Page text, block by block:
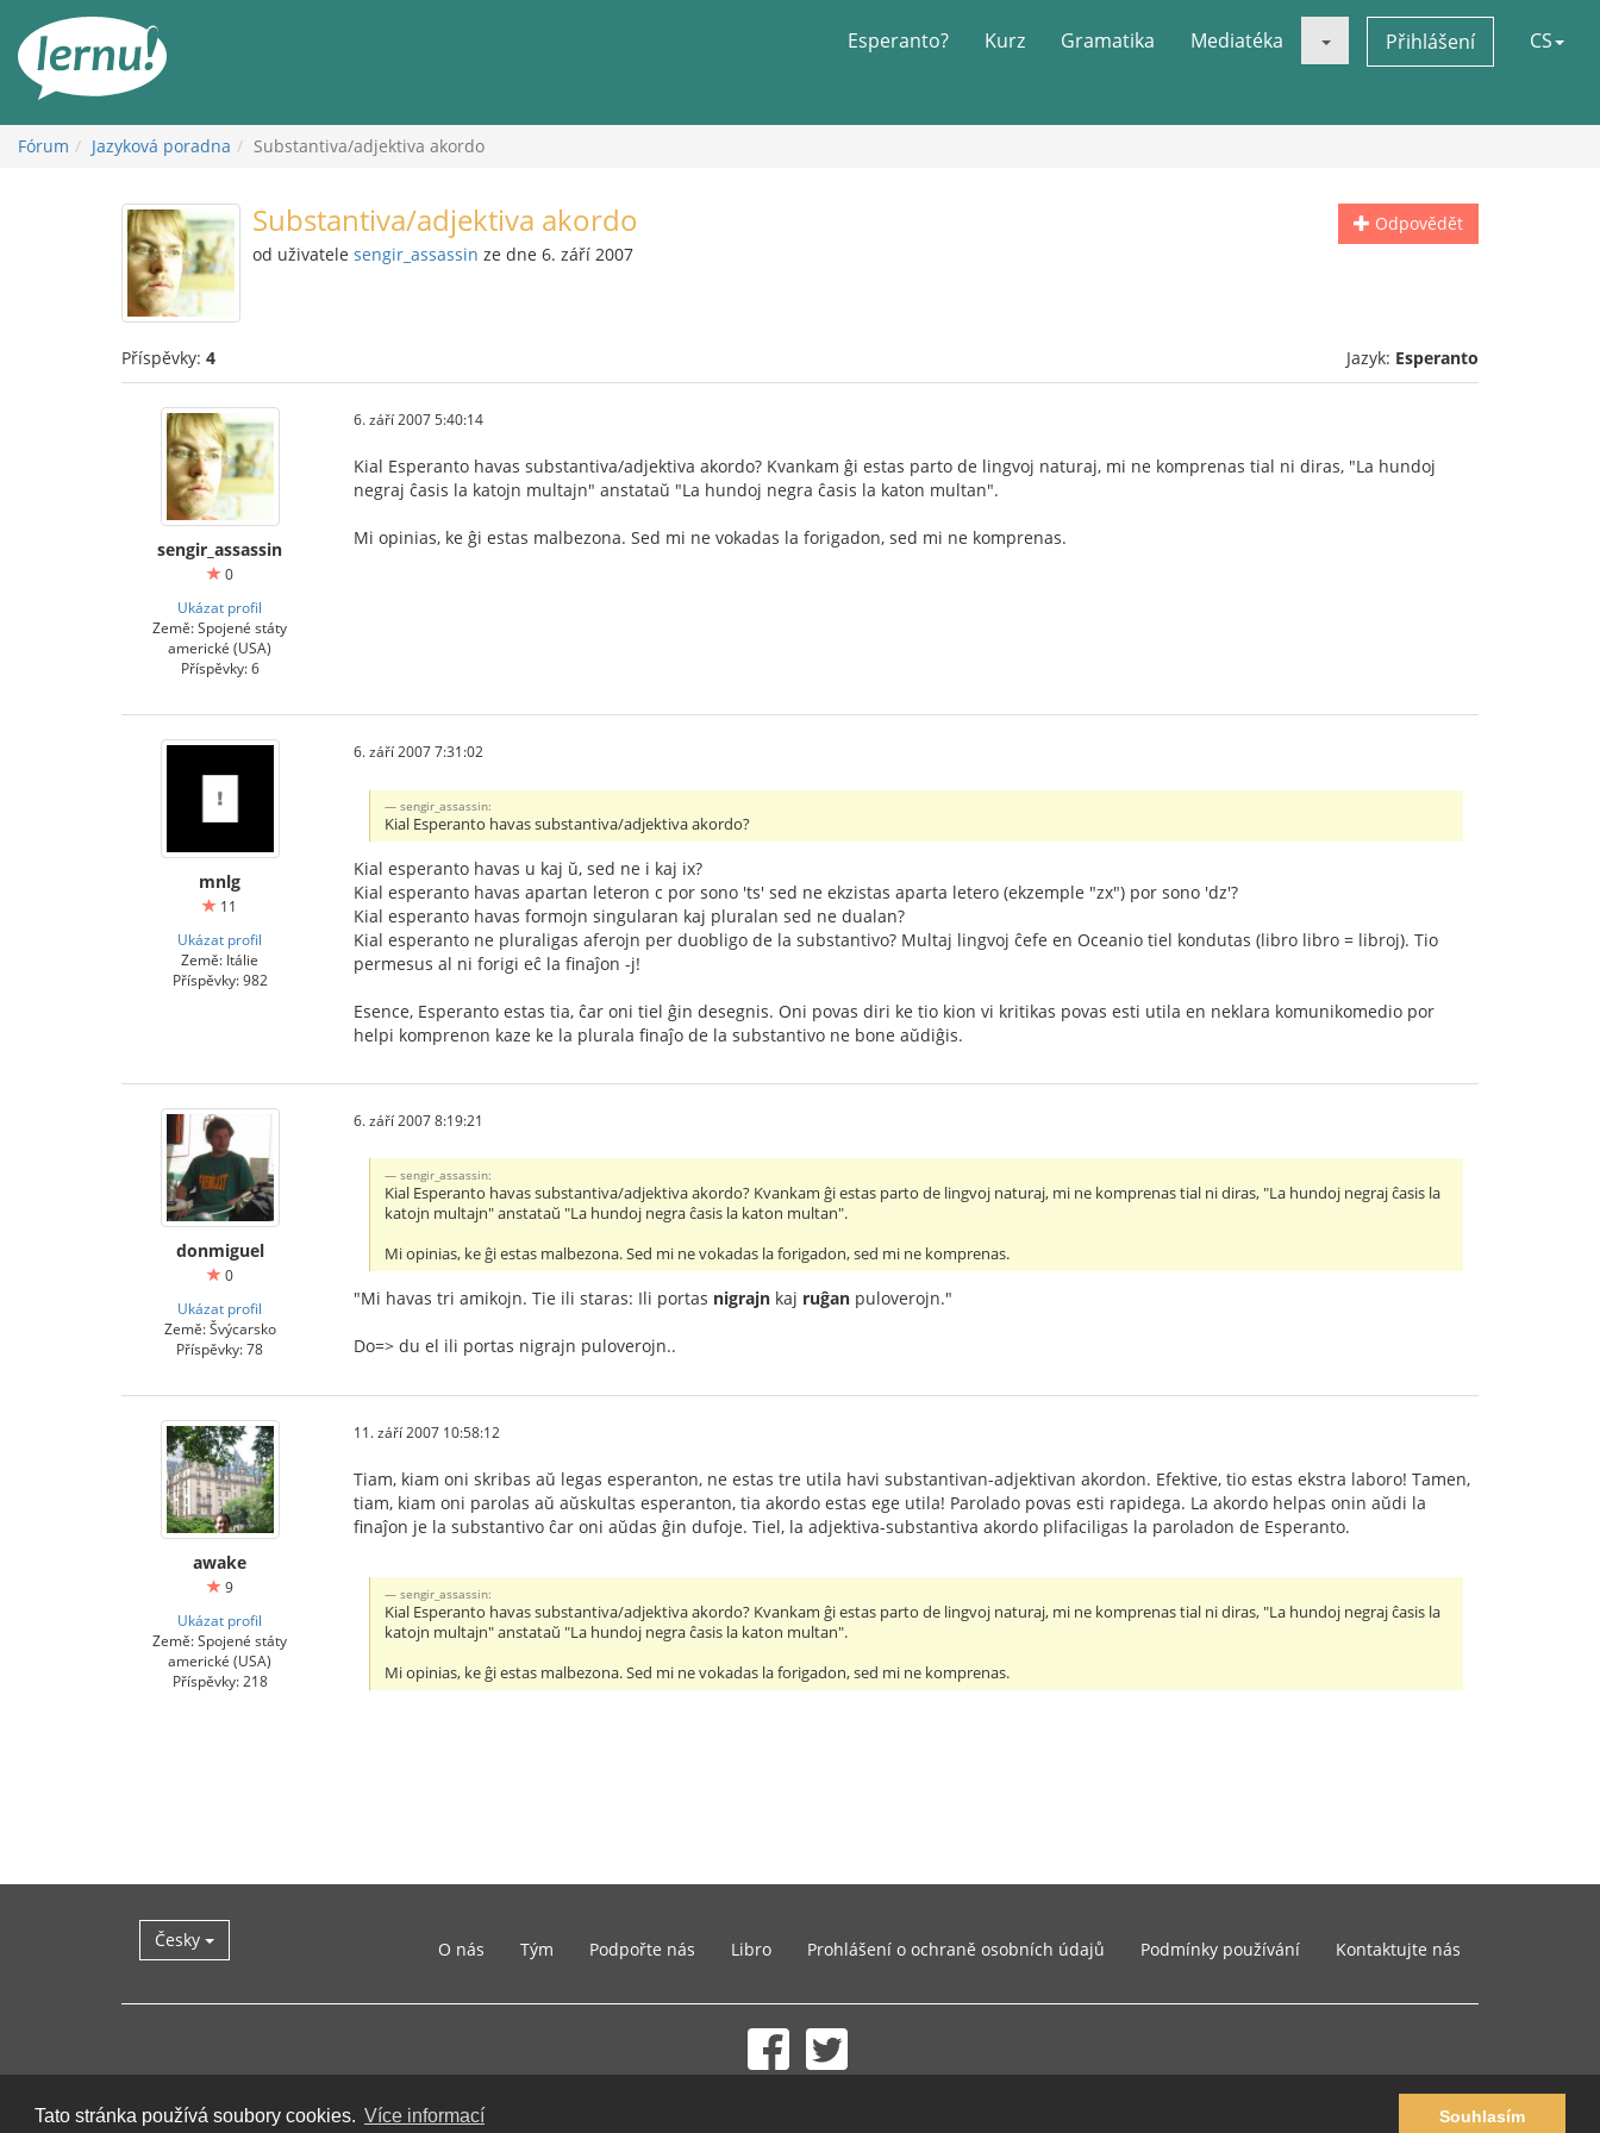
Tato stránka používá soubory cookies. Více informací Souhlasím
obsahu
Esperanto? Kurz Gramatika Mediatéka Přihlášení CS
Fórum Jazyková poradna Substantiva/adjektiva akordo
Odpovědět
Substantiva/adjektiva akordo
od uživatele sengir_assassin ze dne 6. září 2007
Příspěvky: 4 Jazyk: Esperanto
sengir_assassin
0
Ukázat profil
Země: Spojené státy
americké (USA)
Příspěvky: 6
6. září 2007 5:40:14
Kial Esperanto havas substantiva/adjektiva akordo? Kvankam ĝi estas parto de lingvoj naturaj, mi ne komprenas tial ni diras, "La hundoj
negraj ĉasis la katojn multajn" anstataŭ "La hundoj negra ĉasis la katon multan".
Mi opinias, ke ĝi estas malbezona. Sed mi ne vokadas la forigadon, sed mi ne komprenas.
mnlg
11
Ukázat profil
Země: Itálie
Příspěvky: 982
6. září 2007 7:31:02
sengir_assassin:
Kial Esperanto havas substantiva/adjektiva akordo?
Kial esperanto havas u kaj ŭ, sed ne i kaj ix?
Kial esperanto havas apartan leteron c por sono 'ts' sed ne ekzistas aparta letero (ekzemple "zx") por sono 'dz'?
Kial esperanto havas formojn singularan kaj pluralan sed ne dualan?
Kial esperanto ne pluraligas aferojn per duobligo de la substantivo? Multaj lingvoj ĉefe en Oceanio tiel kondutas (libro libro = libroj). Tio
permesus al ni forigi eĉ la finaĵon -j!
Esence, Esperanto estas tia, ĉar oni tiel ĝin desegnis. Oni povas diri ke tio kion vi kritikas povas esti utila en neklara komunikomedio por
helpi komprenon kaze ke la plurala finaĵo de la substantivo ne bone aŭdiĝis.
donmiguel
0
Ukázat profil
Země: Švýcarsko
Příspěvky: 78
6. září 2007 8:19:21
sengir_assassin:
Kial Esperanto havas substantiva/adjektiva akordo? Kvankam ĝi estas parto de lingvoj naturaj, mi ne komprenas tial ni diras, "La hundoj negraj ĉasis la
katojn multajn" anstataŭ "La hundoj negra ĉasis la katon multan".
Mi opinias, ke ĝi estas malbezona. Sed mi ne vokadas la forigadon, sed mi ne komprenas.
"Mi havas tri amikojn. Tie ili staras: Ili portas nigrajn kaj ruĝan puloverojn."
Do=> du el ili portas nigrajn puloverojn..
awake
9
Ukázat profil
Země: Spojené státy
americké (USA)
Příspěvky: 218
11. září 2007 10:58:12
Tiam, kiam oni skribas aŭ legas esperanton, ne estas tre utila havi substantivan-adjektivan akordon. Efektive, tio estas ekstra laboro! Tamen,
tiam, kiam oni parolas aŭ aŭskultas esperanton, tia akordo estas ege utila! Parolado povas esti rapidega. La akordo helpas onin aŭdi la
finaĵon je la substantivo ĉar oni aŭdas ĝin dufoje. Tiel, la adjektiva-substantiva akordo plifaciligas la paroladon de Esperanto.
sengir_assassin:
Kial Esperanto havas substantiva/adjektiva akordo? Kvankam ĝi estas parto de lingvoj naturaj, mi ne komprenas tial ni diras, "La hundoj negraj ĉasis la
katojn multajn" anstataŭ "La hundoj negra ĉasis la katon multan".
Mi opinias, ke ĝi estas malbezona. Sed mi ne vokadas la forigadon, sed mi ne komprenas.
Česky O nás Tým Podpořte nás Libro Prohlášení o ochraně osobních údajů Podmínky používání Kontaktujte nás